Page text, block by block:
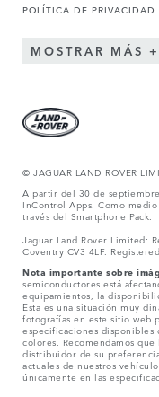
POLÍTICA DE PRIVACIDAD
MOSTRAR MÁS
© JAGUAR LAND ROVER
A partir del 30 de
InControl Apps. Como
través del Smartphone Pack.
Jaguar Land Rover Limited:
Coventry CV3 4LF.
Nota importante sobre
semiconductores está
equipamientos, la
Esta es una situación muy
fotografías en este sitio web
especificaciones
colores. Recomendamos
distribuidor de su
actuales de nuestros
únicamente en las